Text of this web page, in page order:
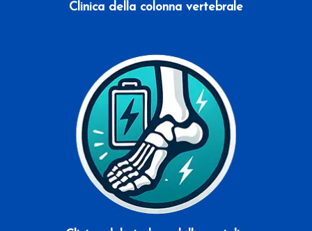
Clinica della colonna vertebrale
Scopri di più